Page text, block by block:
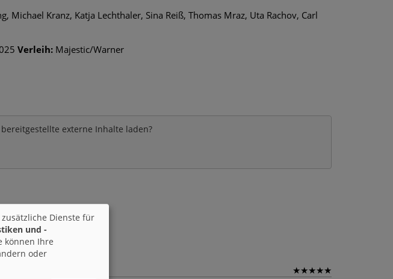
Kranz, Katja Lechthaler, Sina Reiß, Thomas Mraz, Uta Rachov, Carl
Verleih: Majestic/Warner
bereitgestellte externe Inhalte laden?
★★★★★
Dienste für
und -
können Ihre
oder